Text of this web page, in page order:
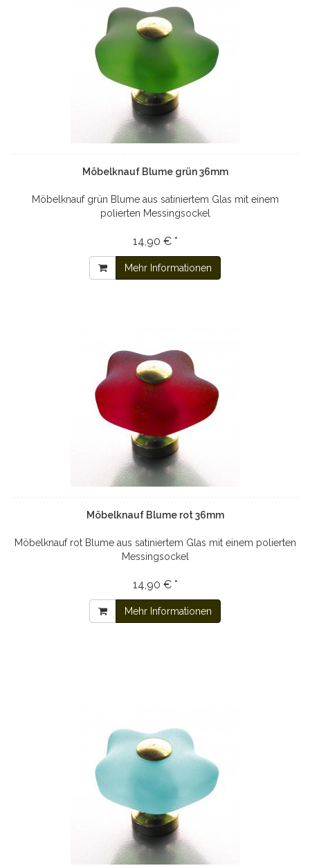
Möbelknauf Blume grün 36mm
Möbelknauf grün Blume aus satiniertem Glas mit einem
polierten Messingsockel
14,90 € *
Mehr Informationen
Möbelknauf Blume rot 36mm
Möbelknauf rot Blume aus satiniertem Glas mit einem polierten
Messingsockel
14,90 € *
Mehr Informationen